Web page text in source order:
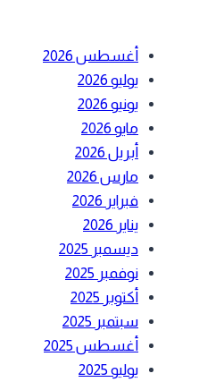
أغسطس 2026
يوليو 2026
يونيو 2026
مايو 2026
أبريل 2026
مارس 2026
فبراير 2026
يناير 2026
ديسمبر 2025
نوفمبر 2025
أكتوبر 2025
سبتمبر 2025
أغسطس 2025
يوليو 2025